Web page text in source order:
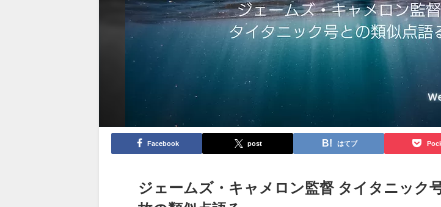
Facebook post はてブ
ジェームズ・キャメロン監督 タイタニック